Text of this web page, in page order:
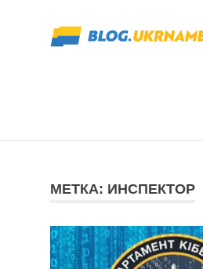
содержимому
МЕТКА: ИНСПЕКТОР